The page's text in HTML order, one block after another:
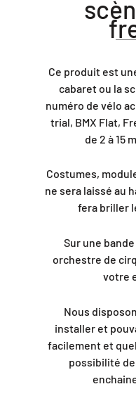
Ce produit est
cabaret ou la
numéro de vélo
trial, BMX Flat,
de 2 à 15
Costumes,
ne sera laissé au
fera briller
Sur une
orchestre de
votre
Nous
installer et
facilement et
possibilité